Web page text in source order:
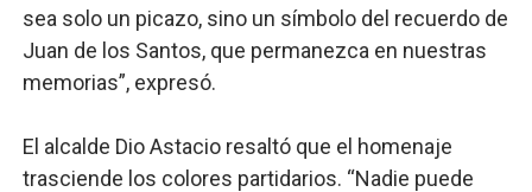
sea solo un picazo, sino un símbolo del recuerdo de
Juan de los Santos, que permanezca en nuestras
memorias”, expresó.
El alcalde Dio Astacio resaltó que el homenaje
trasciende los colores partidarios. “Nadie puede